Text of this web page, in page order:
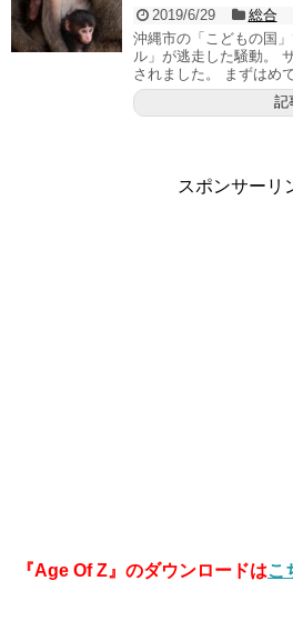
2019/6/29
総合
沖縄市の「こどもの国
ル」が逃走した騒動。
されました。 まずはめ
記
スポンサーリ
『Age Of Z』のダウンロードはこ